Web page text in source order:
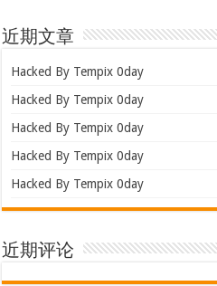
近期文章
Hacked By Tempix 0day
Hacked By Tempix 0day
Hacked By Tempix 0day
Hacked By Tempix 0day
Hacked By Tempix 0day
近期评论